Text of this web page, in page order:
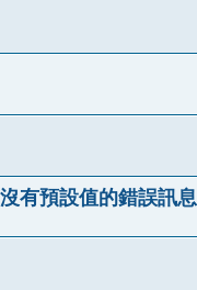
有預設值的錯誤訊息